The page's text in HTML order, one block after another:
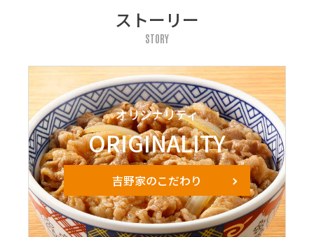
ストーリー
STORY
オリジナリティ
ORIGINALITY
吉野家のこだわり